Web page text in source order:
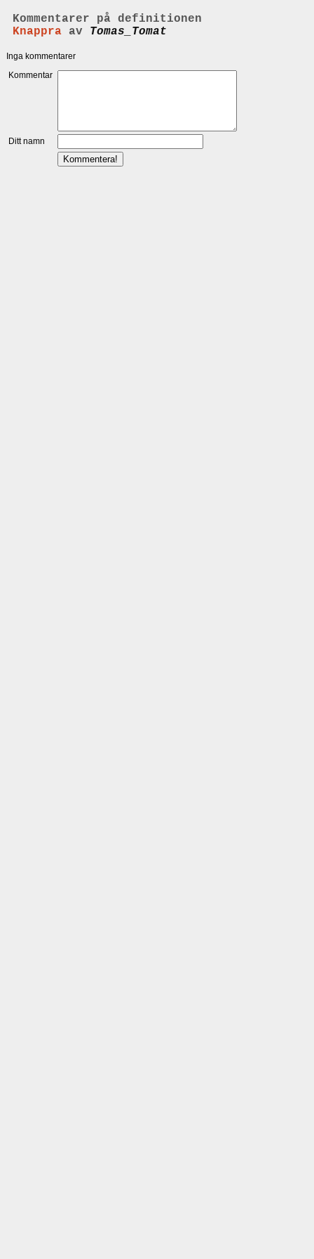
Kommentarer på definitionen
Knappra av Tomas_Tomat
Inga kommentarer
Kommentar
Ditt namn